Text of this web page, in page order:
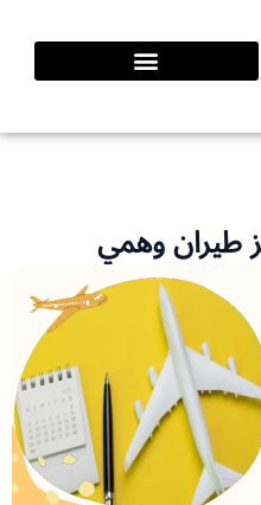
وهمي